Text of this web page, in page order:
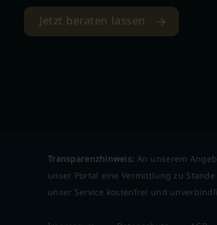
Jetzt beraten lassen
Transparenzhinweis: An unserem
unser Portal eine Vermittlung zu
unser Service kostenfrei und